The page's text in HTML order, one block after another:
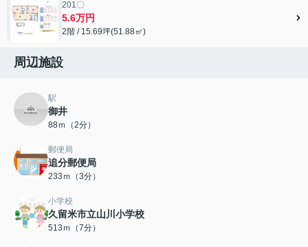
201〇
5.6万円
2階 / 15.69坪(51.88㎡)
周辺施設
駅
御井
88ｍ（2分）
郵便局
追分郵便局
233ｍ（3分）
小学校
久留米市立山川小学校
513ｍ（7分）